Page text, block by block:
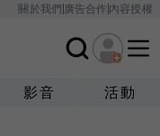
關於我們廣告合作內容授權
影音 活動